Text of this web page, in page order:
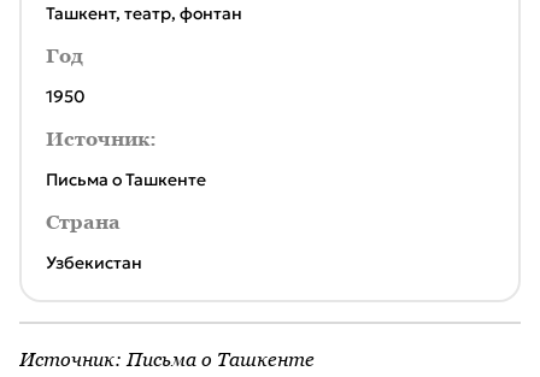
Ташкент, театр, фонтан
Год
1950
Источник:
Письма о Ташкенте
Страна
Узбекистан
Источник: Письма о Ташкенте